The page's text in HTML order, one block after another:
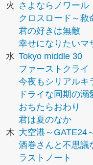
火
さよならノワール
クロスロード～救
君の好きは無敵
幸せになりたいマ
水 Tokyo middle 30
ファーストクラ
今夜もシリアルキ
ドライな同期の溺
おちたらおわり
君は夏のなか
木 大空港～GATE24
酒巻さんと不思議
ラストノート